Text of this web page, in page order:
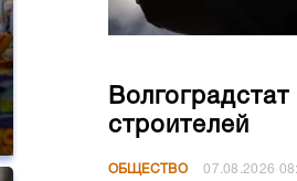
строителей
ОБЩЕСТВО 07.08.2026